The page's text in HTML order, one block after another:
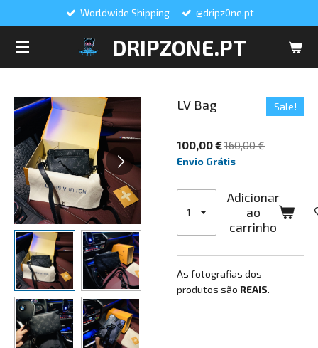
DRIPZONE.PT
Worldwide Shipping @dripz0ne.pt
LV Bag Sale!
100,00 €160,00 €
Envio Grátis
Adicionar
ao
carrinho
As fotografias dos
produtos são REAIS.